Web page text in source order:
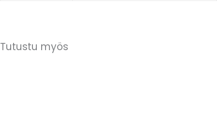
Tutustu myös